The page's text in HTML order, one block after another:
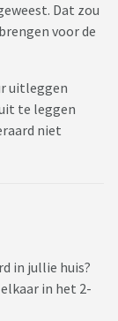
Dat zou
voor de
uitleggen
te leggen
niet
in jullie huis?
in het 2-